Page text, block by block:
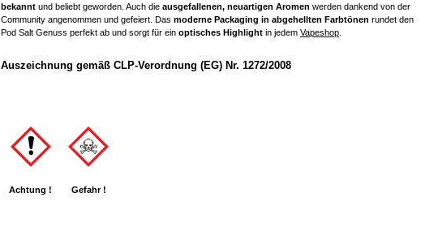
bekannt und beliebt geworden. Auch die ausgefallenen, neuartigen Aromen werden dankend von der
Community angenommen und gefeiert. Das moderne Packaging in abgehellten Farbtönen rundet den
Pod Salt Genuss perfekt ab und sorgt für ein optisches Highlight in jedem Vapeshop
Auszeichnung gemäß CLP-Verordnung (EG) Nr. 1272/2008
Achtung ! Gefahr !